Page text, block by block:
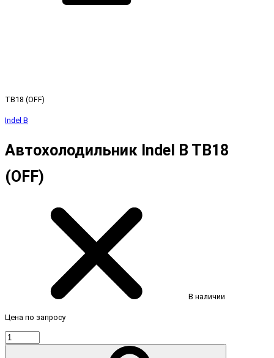
TB18 (OFF)
Indel B
Автохолодильник Indel B TB18
(OFF)
В наличии
Цена по запросу